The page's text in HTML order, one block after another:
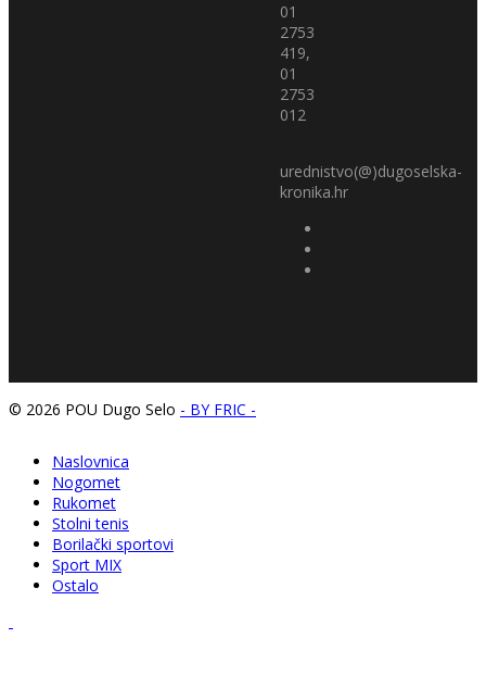
01
2753
419,
01
2753
012
urednistvo(@)dugoselska-
kronika.hr
© 2026 POU Dugo Selo - BY FRIC -
Naslovnica
Nogomet
Rukomet
Stolni tenis
Borilački sportovi
Sport MIX
Ostalo